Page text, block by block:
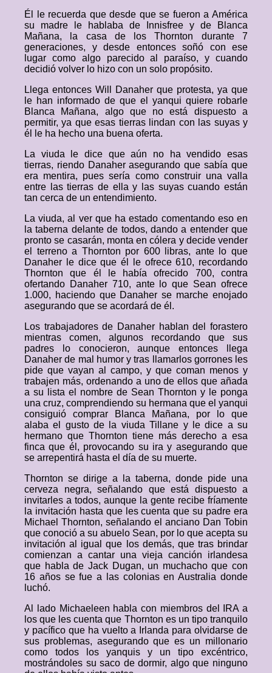
Él le recuerda que desde que se fueron a América
su madre le hablaba de Innisfree y de Blanca
Mañana, la casa de los Thornton durante 7
generaciones, y desde entonces soñó con ese
lugar como algo parecido al paraíso, y cuando
decidió volver lo hizo con un solo propósito.
Llega entonces Will Danaher que protesta, ya que
le han informado de que el yanqui quiere robarle
Blanca Mañana, algo que no está dispuesto a
permitir, ya que esas tierras lindan con las suyas y
él le ha hecho una buena oferta.
La viuda le dice que aún no ha vendido esas
tierras, riendo Danaher asegurando que sabía que
era mentira, pues sería como construir una valla
entre las tierras de ella y las suyas cuando están
tan cerca de un entendimiento.
La viuda, al ver que ha estado comentando eso en
la taberna delante de todos, dando a entender que
pronto se casarán, monta en cólera y decide vender
el terreno a Thornton por 600 libras, ante lo que
Danaher le dice que él le ofrece 610, recordando
Thornton que él le había ofrecido 700, contra
ofertando Danaher 710, ante lo que Sean ofrece
1.000, haciendo que Danaher se marche enojado
asegurando que se acordará de él.
Los trabajadores de Danaher hablan del forastero
mientras comen, algunos recordando que sus
padres lo conocieron, aunque entonces llega
Danaher de mal humor y tras llamarlos gorrones les
pide que vayan al campo, y que coman menos y
trabajen más, ordenando a uno de ellos que añada
a su lista el nombre de Sean Thornton y le ponga
una cruz, comprendiendo su hermana que el yanqui
consiguió comprar Blanca Mañana, por lo que
alaba el gusto de la viuda Tillane y le dice a su
hermano que Thornton tiene más derecho a esa
finca que él, provocando su ira y asegurando que
se arrepentirá hasta el día de su muerte.
Thornton se dirige a la taberna, donde pide una
cerveza negra, señalando que está dispuesto a
invitarles a todos, aunque la gente recibe fríamente
la invitación hasta que les cuenta que su padre era
Michael Thornton, señalando el anciano Dan Tobin
que conoció a su abuelo Sean, por lo que acepta su
invitación al igual que los demás, que tras brindar
comienzan a cantar una vieja canción irlandesa
que habla de Jack Dugan, un muchacho que con
16 años se fue a las colonias en Australia donde
luchó.
Al lado Michaeleen habla con miembros del IRA a
los que les cuenta que Thornton es un tipo tranquilo
y pacífico que ha vuelto a Irlanda para olvidarse de
sus problemas, asegurando que es un millonario
como todos los yanquis y un tipo excéntrico,
mostrándoles su saco de dormir, algo que ninguno